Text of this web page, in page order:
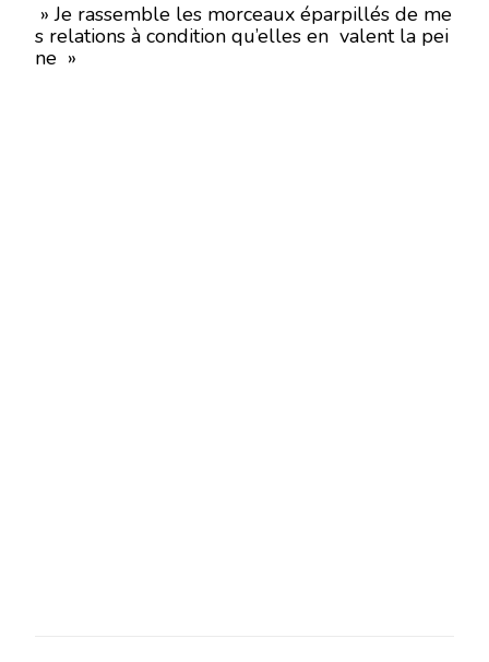
» Je rassemble les morceaux éparpillés de me
s relations à condition qu’elles en valent la pei
ne »